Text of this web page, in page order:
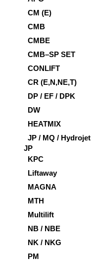
CM (E)
CMB
CMBE
CMB–SP SET
CONLIFT
CR (E,N,NE,T)
DP / EF / DPK
DW
HEATMIX
JP / MQ / Hydrojet
JP
KPC
Liftaway
MAGNA
MTH
Multilift
NB / NBE
NK / NKG
PM